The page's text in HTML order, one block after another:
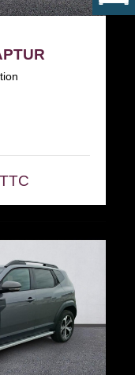
TTC